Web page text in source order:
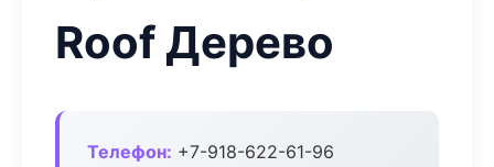
Roof Дерево
Телефон: +7-918-622-61-96